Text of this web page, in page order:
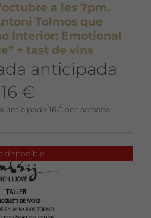
a les 7pm.
Tolmos que
Interior: Emotional
+ tast de vins
anticipada
16 €
anticipada 16€ per persona
disponible